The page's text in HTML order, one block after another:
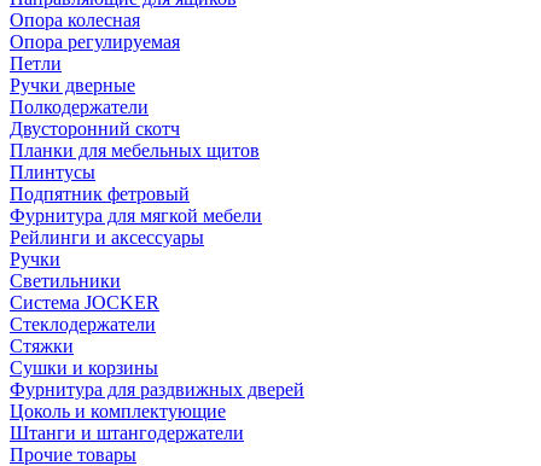
Опора колесная
Опора регулируемая
Петли
Ручки дверные
Полкодержатели
Двусторонний скотч
Планки для мебельных щитов
Плинтусы
Подпятник фетровый
Фурнитура для мягкой мебели
Рейлинги и аксессуары
Ручки
Светильники
Система JOCKER
Стеклодержатели
Стяжки
Сушки и корзины
Фурнитура для раздвижных дверей
Цоколь и комплектующие
Штанги и штангодержатели
Прочие товары